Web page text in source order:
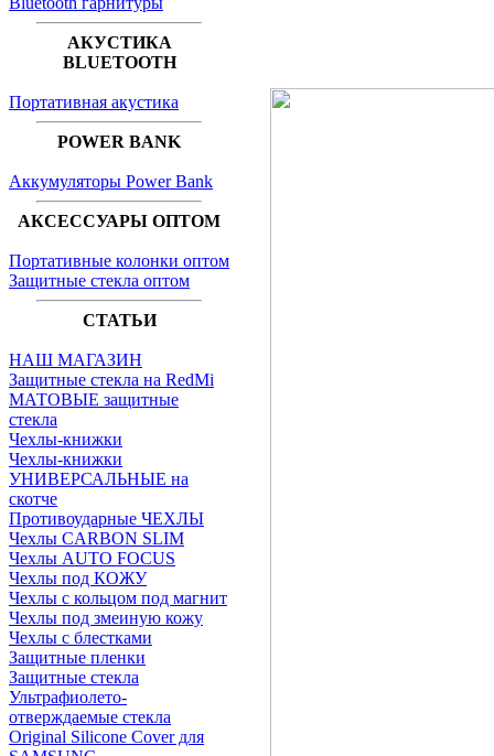
АКУСТИКА
BLUETOOTH
Портативная акустика
POWER BANK
Аккумуляторы Power Bank
АКСЕССУАРЫ ОПТОМ
Портативные колонки оптом
Защитные стекла оптом
СТАТЬИ
НАШ МАГАЗИН
Защитные стекла на RedMi
МАТОВЫЕ защитные
стекла
Чехлы-книжки
Чехлы-книжки
УНИВЕРСАЛЬНЫЕ на
скотче
Противоударные ЧЕХЛЫ
Чехлы CARBON SLIM
Чехлы AUTO FOCUS
Чехлы под КОЖУ
Чехлы с кольцом под магнит
Чехлы под змеиную кожу
Чехлы с блестками
Защитные пленки
Защитные стекла
Ультрафиолето-
отверждаемые стекла
Original Silicone Cover для